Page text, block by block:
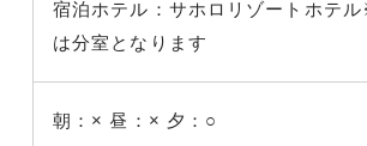
宿泊ホテル：サホロリゾートホテ
は分室となります
朝：× 昼：× 夕：○